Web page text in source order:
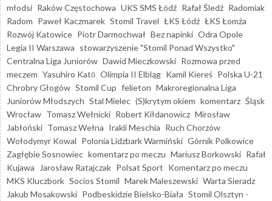
młodsi Raków Częstochowa UKS SMS Łódź Rafał Śledź Radomiak
Radom Paweł Kaczmarek Stomil Travel ŁKS Łódź ŁKS Łomża
Rozwój Katowice Piotr Darmochwał Bez napinki Odra Opole
Legia II Warszawa stowarzyszenie "Stomil Ponad Wszystko"
Centralna Liga Juniorów Dawid Mieczkowski Rozmowa przed
meczem Yasuhiro Katō Olimpia II Elbląg Kamil Kiereś Polska U-21
Chrobry Głogów Stomil Cup felieton Makroregionalna Liga
Juniorów Młodszych Stal Mielec (S)krytym okiem komentarz Śląsk
Wrocław Tomasz Wełnicki Robert Kiłdanowicz Mirosław
Jabłoński Tomasz Wełna Irakli Meschia Ruch Chorzów
Wołodymyr Kowal Polonia Lidzbark Warmiński Górnik Polkowice
Zagłębie Sosnowiec komentarz po meczu Mariusz Borkowski Rafał
Kujawa
Jarosław Ratajczak Polsat Sport Komentarz po meczu
MKS Kluczbork Socios Stomil Marek Maleszewski Warta Sieradz
Jakub Mosakowski Podbeskidzie Bielsko-Biała Stomil Olsztyn -